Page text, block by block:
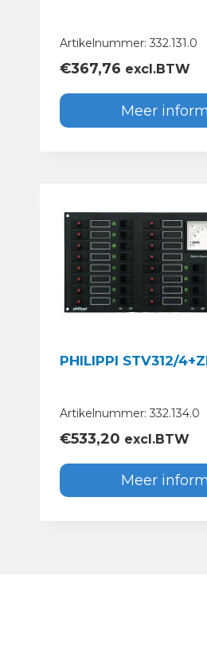
Artikelnummer: 332.131.0
€367,76 excl.BTW
Meer
PHILIPPI STV312/
Artikelnummer: 332.134.0
€533,20 excl.BTW
Meer